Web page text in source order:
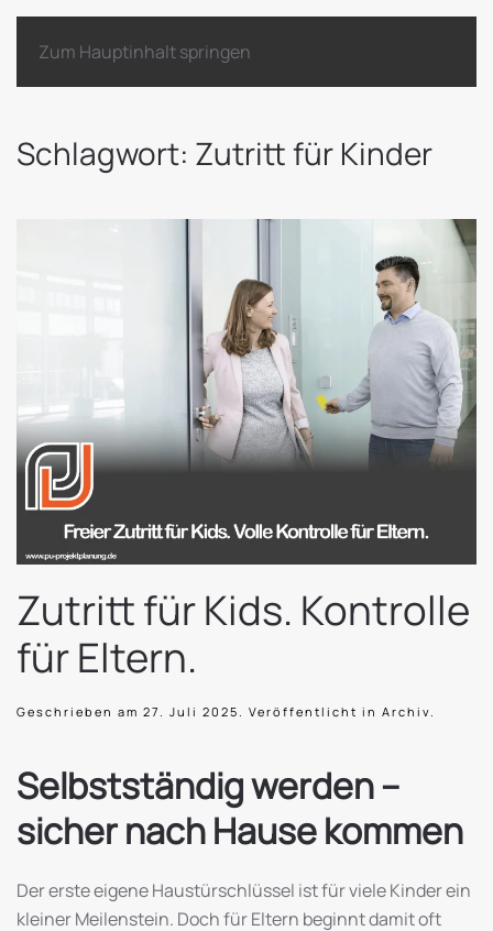
Zum Hauptinhalt springen
Schlagwort: Zutritt für Kinder
Zutritt für Kids. Kontrolle
für Eltern.
Geschrieben am 27. Juli 2025 . Veröffentlicht in Archiv
Selbstständig werden –
sicher nach Hause kommen
Der erste eigene Haustürschlüssel ist für viele Kinder ein
kleiner Meilenstein. Doch für Eltern beginnt damit oft